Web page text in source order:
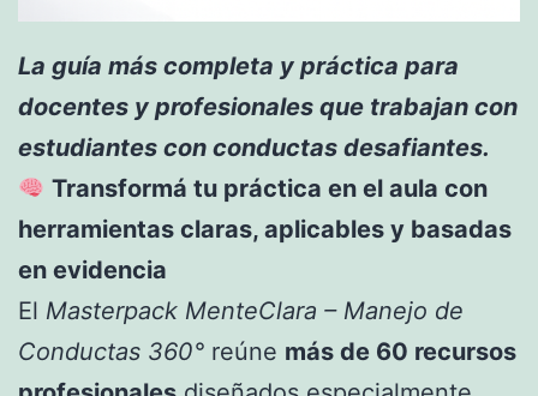
La guía más completa y práctica para
docentes y profesionales que trabajan con
estudiantes con conductas desafiantes.
Transformá tu práctica en el aula con
herramientas claras, aplicables y basadas
en evidencia
El Masterpack MenteClara – Manejo de
Conductas 360° reúne más de 60 recursos